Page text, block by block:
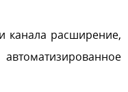
канала расширение,